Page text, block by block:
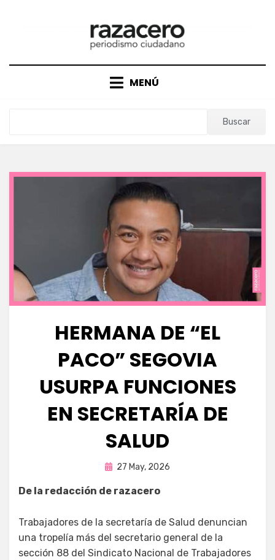
MENÚ
Buscar
HERMANA DE “EL
PACO” SEGOVIA
USURPA FUNCIONES
EN SECRETARÍA DE
SALUD
porFernando Miranda Servín
Publicada
27 May, 2026
De la redacción de razacero
Trabajadores de la secretaría de Salud denuncian
una tropelía más del secretario general de la
sección 88 del Sindicato Nacional de Trabajadores